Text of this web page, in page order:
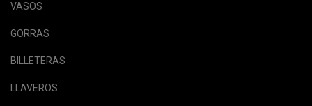
VASOS
GORRAS
BILLETERAS
LLAVEROS